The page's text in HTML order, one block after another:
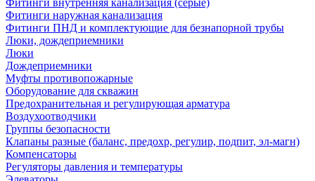
Фитинги внутренняя канализация (серые)
Фитинги наружная канализация
Фитинги ПНД и комплектующие для безнапорной трубы
Люки, дождеприемники
Люки
Дождеприемники
Муфты противопожарные
Оборудование для скважин
Предохранительная и регулирующая арматура
Воздухоотводчики
Группы безопасности
Клапаны разные (баланс, предохр, регулир, подпит, эл-магн)
Компенсаторы
Регуляторы давления и температуры